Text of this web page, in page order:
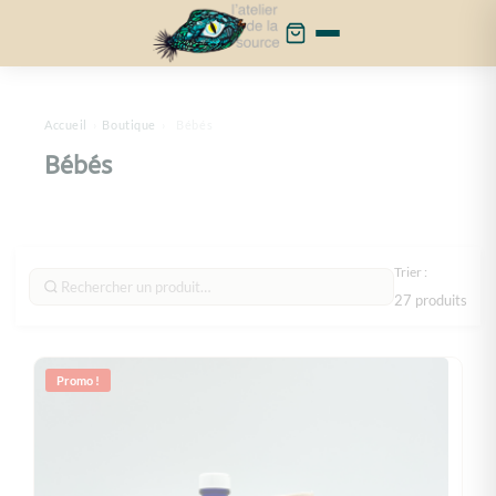
Cookies management panel
Accueil Boutique
Bébés
Trier :
27 produits
Promo !